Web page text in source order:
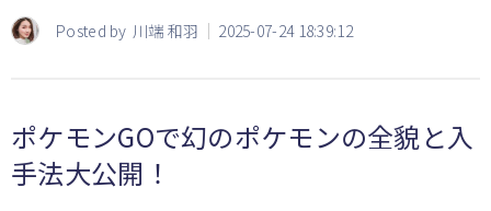
Posted by 川端 和羽 2025-07-24 18:39:12
ポケモンGOで幻のポケモンの全貌と入
手法大公開！